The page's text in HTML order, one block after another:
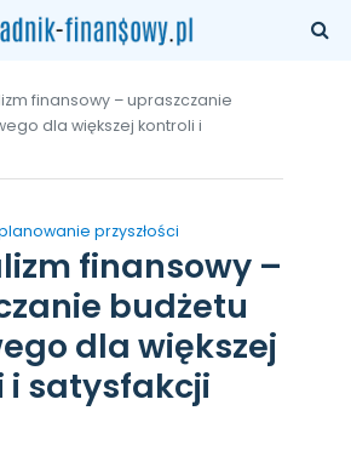
finansowy – upraszczanie
dla większej kontroli i
przyszłości
finansowy –
budżetu
dla większej
i satysfakcji